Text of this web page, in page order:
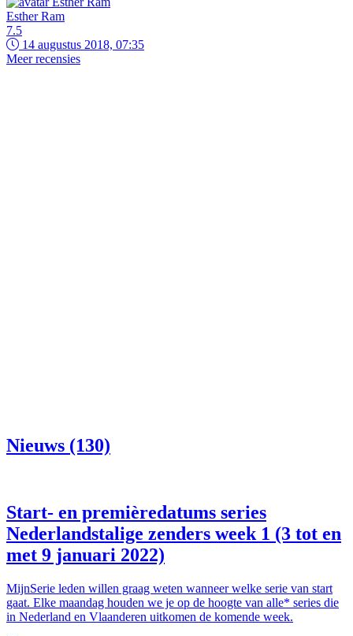
Esther Ram
7.5
14 augustus 2018, 07:35
Meer recensies
Nieuws (130)
Start- en premièredatums series
Nederlandstalige zenders week 1 (3 tot en
met 9 januari 2022)
MijnSerie leden willen graag weten wanneer welke serie van start
gaat. Elke maandag houden we je op de hoogte van alle* series die
in Nederland en Vlaanderen uitkomen de komende week.